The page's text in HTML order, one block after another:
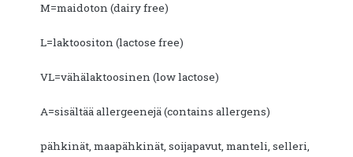
M=maidoton (dairy free)
L=laktoositon (lactose free)
VL=vähälaktoosinen (low lactose)
A=sisältää allergeenejä (contains allergens)
pähkinät, maapähkinät, soijapavut, manteli, selleri,